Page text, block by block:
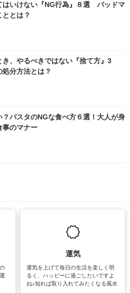
はいけない『NG行為』８選 バッドマ
とは？
き、やるべきではない『捨て方』3
分方法とは？
？パスタのNGな食べ方６選！大人が身
事のマナー
運気
運気を上げて毎日の生活を楽しく明
るく、ハッピーに過ごしたいですよ
ね♪知れば取り入れてみたくなる風水